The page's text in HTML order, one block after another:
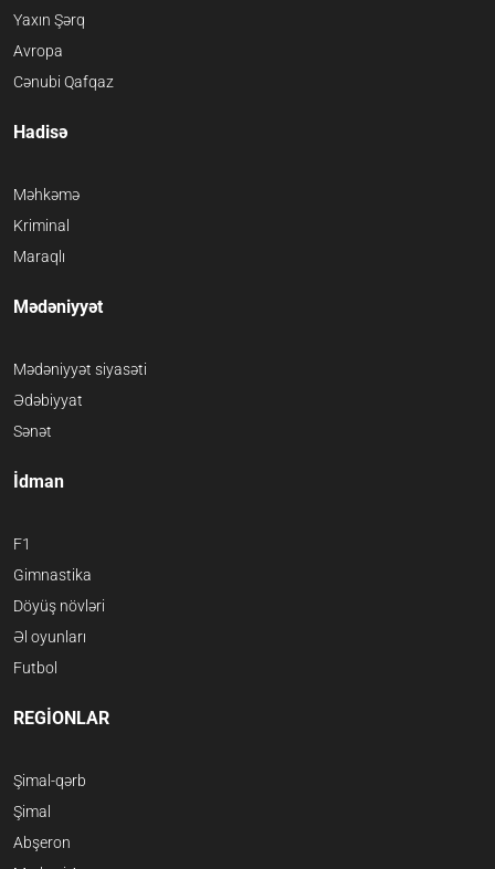
Yaxın Şərq
Avropa
Cənubi Qafqaz
Hadisə
Məhkəmə
Kriminal
Maraqlı
Mədəniyyət
Mədəniyyət siyasəti
Ədəbiyyat
Sənət
İdman
F1
Gimnastika
Döyüş növləri
Əl oyunları
Futbol
REGİONLAR
Şimal-qərb
Şimal
Abşeron